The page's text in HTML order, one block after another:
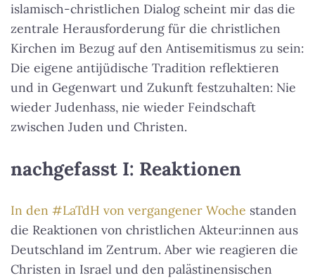
islamisch-christlichen Dialog scheint mir das die
zentrale Herausforderung für die christlichen
Kirchen im Bezug auf den Antisemitismus zu sein:
Die eigene antijüdische Tradition reflektieren
und in Gegenwart und Zukunft festzuhalten: Nie
wieder Judenhass, nie wieder Feindschaft
zwischen Juden und Christen.
nachgefasst I: Reaktionen
In den #LaTdH von vergangener Woche standen
die Reaktionen von christlichen Akteur:innen aus
Deutschland im Zentrum. Aber wie reagieren die
Christen in Israel und den palästinensischen